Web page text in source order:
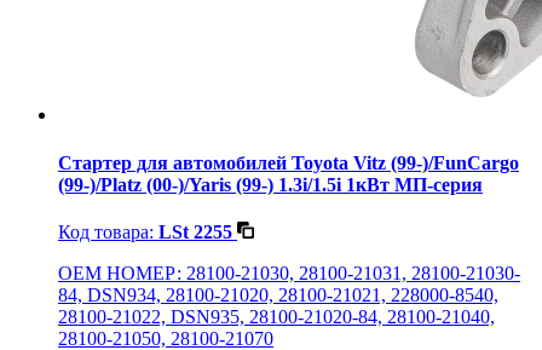
Стартер для автомобилей Toyota Vitz (99-)/FunCargo
(99-)/Platz (00-)/Yaris (99-) 1.3i/1.5i 1кВт МП-серия
Код товара: LSt 2255
OEM НОМЕР: 28100-21030, 28100-21031, 28100-21030-
84, DSN934, 28100-21020, 28100-21021, 228000-8540,
28100-21022, DSN935, 28100-21020-84, 28100-21040,
28100-21050, 28100-21070